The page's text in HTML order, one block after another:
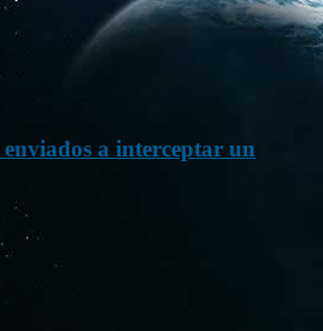
enviados a interceptar un